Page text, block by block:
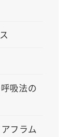
吸法の
フラム